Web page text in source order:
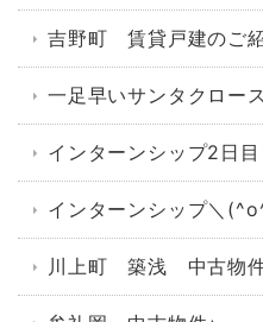
吉野町 賃貸戸建のご
一足早いサンタクロー
インターンシップ2日
インターンシップ＼
川上町 築浅 中古物